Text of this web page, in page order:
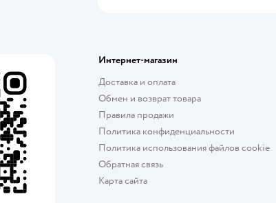
Интернет-магазин
Доставка и оплата
Обмен и возврат товара
Правила продажи
Политика конфиденциальности
Политика использования файлов cookie
Обратная связь
Карта сайта